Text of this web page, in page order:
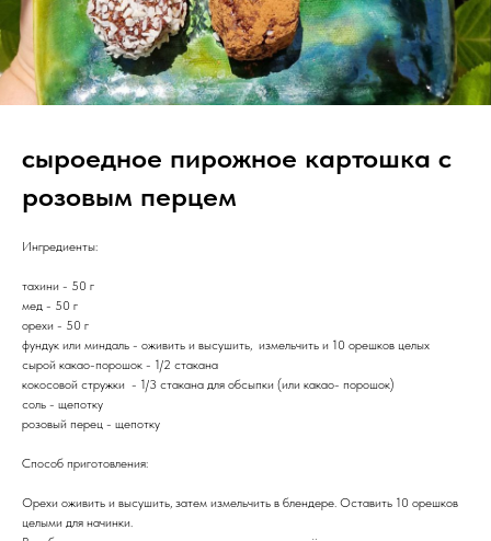
сыроедное пирожное картошка с
розовым перцем
Ингредиенты:
тахини - 50 г
мед - 50 г
орехи - 50 г
фундук или миндаль - оживить и высушить, измельчить и 10 орешков целых
сырой какао-порошок - 1/2 стакана
кокосовой стружки - 1/3 стакана для обсыпки (или какао- порошок)
соль - щепотку
розовый перец - щепотку
Способ приготовления:
Орехи оживить и высушить, затем измельчить в блендере. Оставить 10 орешков
целыми для начинки.